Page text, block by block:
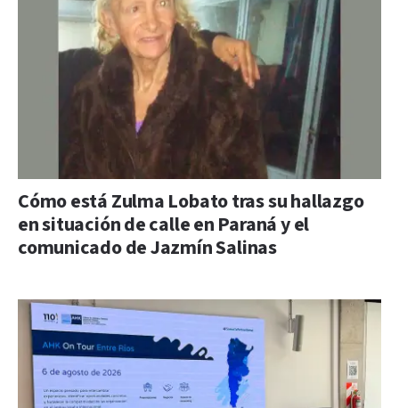
Cómo está Zulma Lobato tras su hallazgo
en situación de calle en Paraná y el
comunicado de Jazmín Salinas